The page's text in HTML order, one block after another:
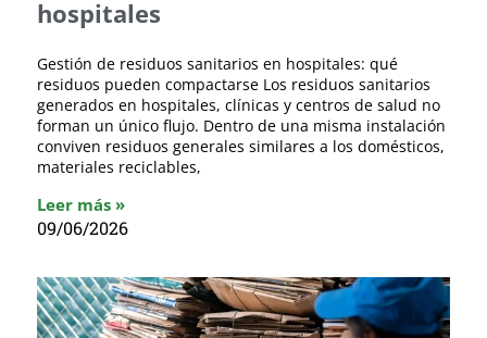
hospitales
Gestión de residuos sanitarios en hospitales: qué
residuos pueden compactarse Los residuos sanitarios
generados en hospitales, clínicas y centros de salud no
forman un único flujo. Dentro de una misma instalación
conviven residuos generales similares a los domésticos,
materiales reciclables,
Leer más »
09/06/2026